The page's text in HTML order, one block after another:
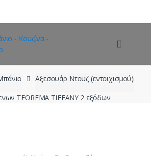
Αξεσουάρ Ντουζ (εντοιχισμού)
TEOREMA TIFFANY 2 εξόδων